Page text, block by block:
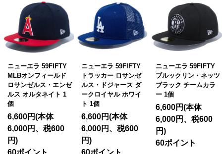
ニューエラ 59FIFTY
MLBオンフィールド
ロサンゼルス・エンゼ
ルス オルタネイト 1
個
6,600円(本体
6,000円、税600
円)
60ポイント
ニューエラ 59FIFTY
トラッカー ロサンゼ
ルス・ドジャース ダ
ークロイヤル ホワイ
ト 1個
6,600円(本体
6,000円、税600
円)
60ポイント
ニューエラ 59FIFTY
ブルックリン・ネッツ
ブラック チームカラ
ー 1個
6,600円(本体
6,000円、税600
円)
60ポイント